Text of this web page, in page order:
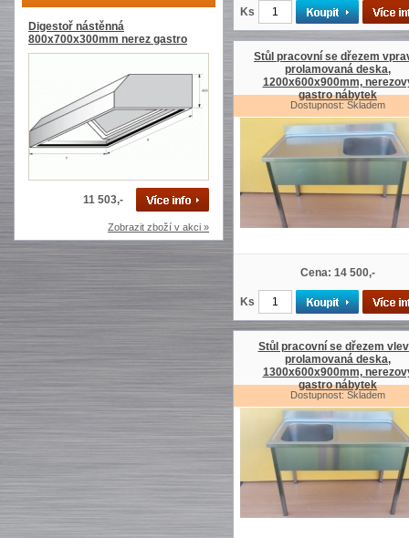
Digestoř nástěnná
800x700x300mm nerez gastro
11 503,-
Zobrazit zboží v akci »
Ks
Stůl pracovní se dřezem
prolamovaná deska,
1200x600x900mm,
gastro nábytek
Dostupnost: Skladem
Cena: 14 500,-
Ks
Stůl pracovní se dřezem
prolamovaná deska,
1300x600x900mm,
gastro nábytek
Dostupnost: Skladem